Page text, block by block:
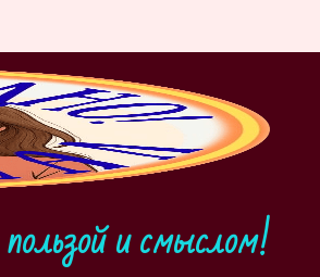
и смыслом!